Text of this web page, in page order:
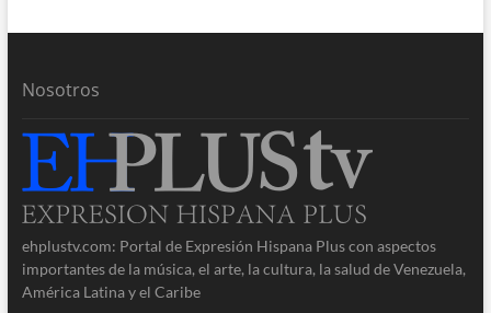
Nosotros
ehplustv.com: Portal de Expresión Hispana Plus con aspectos
importantes de la música, el arte, la cultura, la salud de Venezuela,
América Latina y el Caribe